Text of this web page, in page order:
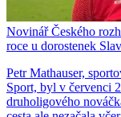
Novinář Českého
roce u dorostenek
Petr Mathauser,
Sport, byl v červenci
druholigového